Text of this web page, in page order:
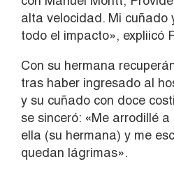
alta velocidad. Mi cuñado
todo el impacto», expliicó
Con su hermana
tras haber ingresado al
y su cuñado con doce
se sinceró: «Me arrodillé
ella (su hermana) y me
quedan lágrimas».